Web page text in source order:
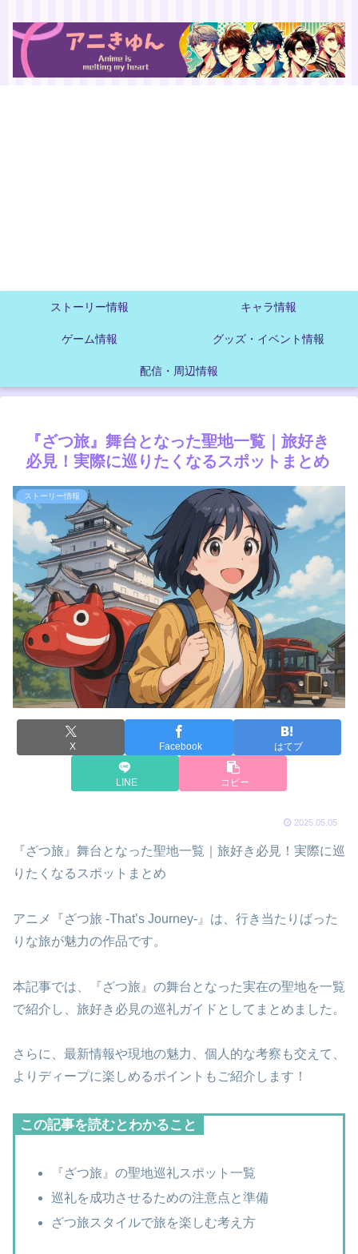
ストーリー情報 キャラ情報
ゲーム情報 グッズ・イベント情報
配信・周辺情報
『ざつ旅』舞台となった聖地一覧｜旅好き
必見！実際に巡りたくなるスポットまとめ
ストーリー情報
X Facebook はてブ
LINE コピー
2025.05.05
『ざつ旅』舞台となった聖地一覧｜旅好き必見！実際に巡
りたくなるスポットまとめ
アニメ『ざつ旅 -That’s Journey-』は、行き当たりばった
りな旅が魅力の作品です。
本記事では、『ざつ旅』の舞台となった実在の聖地を一覧
で紹介し、旅好き必見の巡礼ガイドとしてまとめました。
さらに、最新情報や現地の魅力、個人的な考察も交えて、
よりディープに楽しめるポイントもご紹介します！
この記事を読むとわかること
『ざつ旅』の聖地巡礼スポット一覧
巡礼を成功させるための注意点と準備
ざつ旅スタイルで旅を楽しむ考え方